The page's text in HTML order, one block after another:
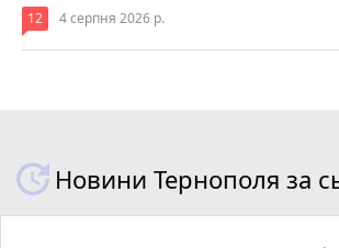
12 4 серпня 2026 р.
Новини Тернополя за